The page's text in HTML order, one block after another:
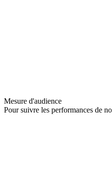
Mesure d'audience
Pour suivre les performances de